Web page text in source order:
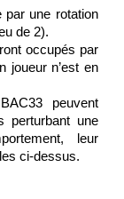
par une rotation
de 2).
occupés par
joueur n’est en
peuvent
perturbant une
leur
ci-dessus.